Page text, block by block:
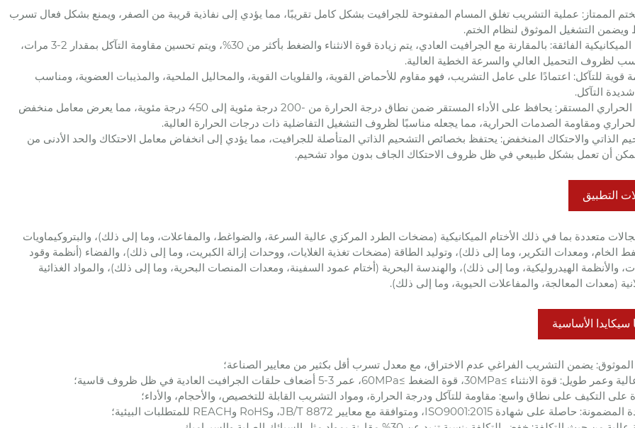
الممتاز: عملية التشريب تغلق المسام المفتوحة للجرافيت بشكل كامل تقريبًا، مما يؤدي إلى نفاذية قريبة من الصفر، ويمنع بشكل فعال تسرب
ويضمن التشغيل الموثوق لنظام الختم.
2. القوة الميكانيكية الفائقة: بالمقارنة مع الجرافيت العادي، يتم زيادة قوة الانثناء والضغط بأكثر من 30%، ويتم تحسين مقاومة التآكل بمقدار 2-3 مرات،
لظروف التحميل العالي والسرعة الخطية العالية.
قوية للتآكل: اعتمادًا على عامل التشريب، فهو مقاوم للأحماض القوية، والقلويات القوية، والمحاليل الملحية، والمذيبات العضوية، ومناسب
التآكل.
4. الأداء الحراري المستقر: يحافظ على الأداء المستقر ضمن نطاق درجة الحرارة من -200 درجة مئوية إلى 450 درجة مئوية، مما يعرض معامل منخفض
ومقاومة الصدمات الحرارية، مما يجعله مناسبًا لظروف التشغيل التفاضلية ذات درجات الحرارة العالية.
الذاتي والاحتكاك المنخفض: يحتفظ بخصائص التشحيم الذاتي المتأصلة للجرافيت، مما يؤدي إلى انخفاض معامل الاحتكاك والحد الأدنى من
يمكن أن تعمل بشكل طبيعي في ظل ظروف الاحتكاك الجاف بدون مواد تشحيم.
التطبيق
متعددة بما في ذلك الأختام الميكانيكية (مضخات الطرد المركزي عالية السرعة، والضواغط، والمفاعلات، وما إلى ذلك)، والبتروكيماويات
الخام، ومعدات التكرير، وما إلى ذلك)، وتوليد الطاقة (مضخات تغذية الغلايات، ووحدات إزالة الكبريت، وما إلى ذلك)، والفضاء (أنظمة وقود
والأنظمة الهيدروليكية، وما إلى ذلك)، والهندسة البحرية (أختام عمود السفينة، ومعدات المنصات البحرية، وما إلى ذلك)، والمواد الغذائية
(معدات المعالجة، والمفاعلات الحيوية، وما إلى ذلك).
سيكايدا الأساسية